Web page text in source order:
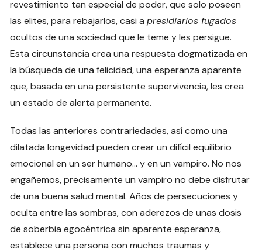
revestimiento tan especial de poder, que solo poseen
las elites, para rebajarlos, casi apresidiarios fugados
ocultos de una sociedad que le teme y les persigue.
Esta circunstancia crea una respuesta dogmatizada en
la búsqueda de una felicidad, una esperanza aparente
que, basada en una persistente supervivencia, les crea
un estado de alerta permanente.
Todas las anteriores contrariedades, así como una
dilatada longevidad pueden crear un difícil equilibrio
emocional en un ser humano… y en un vampiro. No nos
engañemos, precisamente un vampiro no debe disfrutar
de una buena salud mental. Años de persecuciones y
oculta entre las sombras, con aderezos de unas dosis
de soberbia egocéntrica sin aparente esperanza,
establece una persona con muchos traumas y